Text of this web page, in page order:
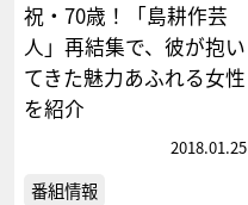
祝・70歳！「島耕作芸
人」再結集で、彼が抱い
てきた魅力あふれる女性
を紹介
2018.01.25
番組情報